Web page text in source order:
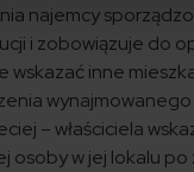
najemcy
i zobowiązuje do
wskazać inne
– właściciela
osoby w jej lokalu